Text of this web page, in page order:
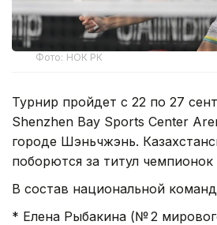
Фото: НОК РК
Турнир пройдет с 22 по 27
Shenzhen Bay Sports Center
городе Шэньчжэнь.
поборются за титул
В состав национальной
* Елена Рыбакина (№ 2